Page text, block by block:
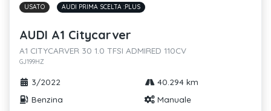
USATO AUDI PRIMA SCELTA :PLUS
AUDI A1 Citycarver
A1 CITYCARVER 30 1.0 TFSI ADMIRED 110CV
GJ199HZ
3/2022
40.294 km
Benzina
Manuale